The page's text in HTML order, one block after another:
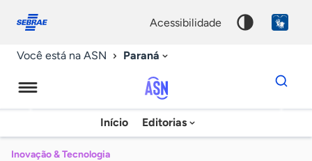
conosco
acessibilidade
Você está na ASN Paraná
Agência
Sebrae
Início Editorias
Dados
para
chave
Inovação & Tecnologia